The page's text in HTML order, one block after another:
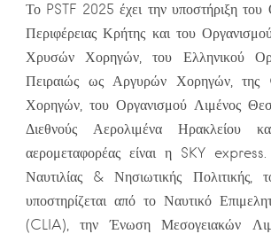
Το PSTF 2025 έχει την υποστήριξη
Περιφέρειας Κρήτης και του
Χρυσών Χορηγών, του Ελληνικού
Πειραιώς ως Αργυρών Χορηγών,
Χορηγών, του Οργανισμού Λιμένος
Διεθνούς Αερολιμένα
αερομεταφορέας είναι η SKY
Ναυτιλίας & Νησιωτικής
υποστηρίζεται από το Ναυτικό
(CLIA), την Ένωση Μεσογειακών